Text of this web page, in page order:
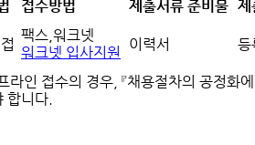
접수방법 제출서류 준비물 제
팩스,워크넷
워크넷 입사지원
이력서 등
인 접수의 경우, 『채용절차의 공정화
합니다.